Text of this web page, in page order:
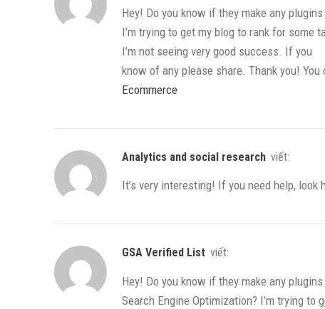
Hey! Do you know if they make any
I’m trying to get my blog to rank for some
I’m not seeing very good success. If you
know of any please share. Thank you!
Ecommerce
Analytics and social research viết:
It’s very interesting! If you need help, look
GSA Verified List viết:
Hey! Do you know if they make any
Search Engine Optimization? I’m trying